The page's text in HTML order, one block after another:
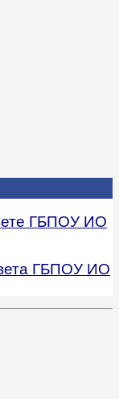
ГБПОУ ИО
ГБПОУ ИО